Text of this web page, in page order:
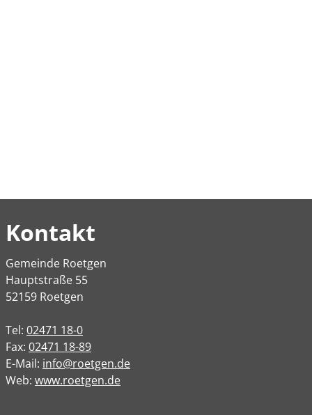
Kontakt
Gemeinde Roetgen
Hauptstraße 55
52159 Roetgen
Tel: 02471 18-0
Fax: 02471 18-89
E-Mail: info@roetgen.de
Web: www.roetgen.de